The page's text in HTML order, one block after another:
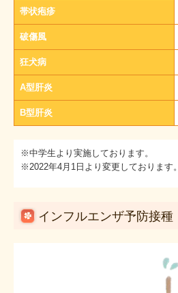
帯状疱疹
破傷風
狂犬病
A型肝炎
B型肝炎
※中学生より実施しております。
※2022年4月1日より変更しております。
インフルエンザ予防接種